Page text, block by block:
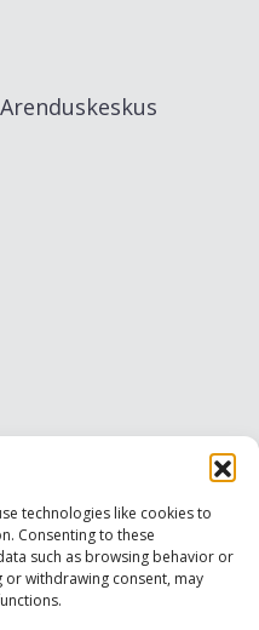
technologies like cookies to
Consenting to these
such as browsing behavior or
or withdrawing consent, may